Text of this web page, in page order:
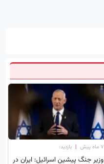
۷ ماه پیش | بازدید:
وزیر جنگ پیشین اسرائیل: ایران در